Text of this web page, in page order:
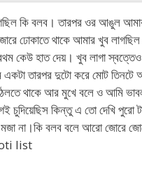
কি বলব। তারপর ওর আঙুল
ঢোকাতে থাকে আমার খুব লাগছিল
কেউ হাত দেয়। খুব লাগা
একটা তারপর দুটো করে মোট
থাকে আর মুখে বলে ও আমি
চুদিয়েছিস কিন্তু এ তো দেখি পুরো
না।কি বলব বলে আরো জোরে
list